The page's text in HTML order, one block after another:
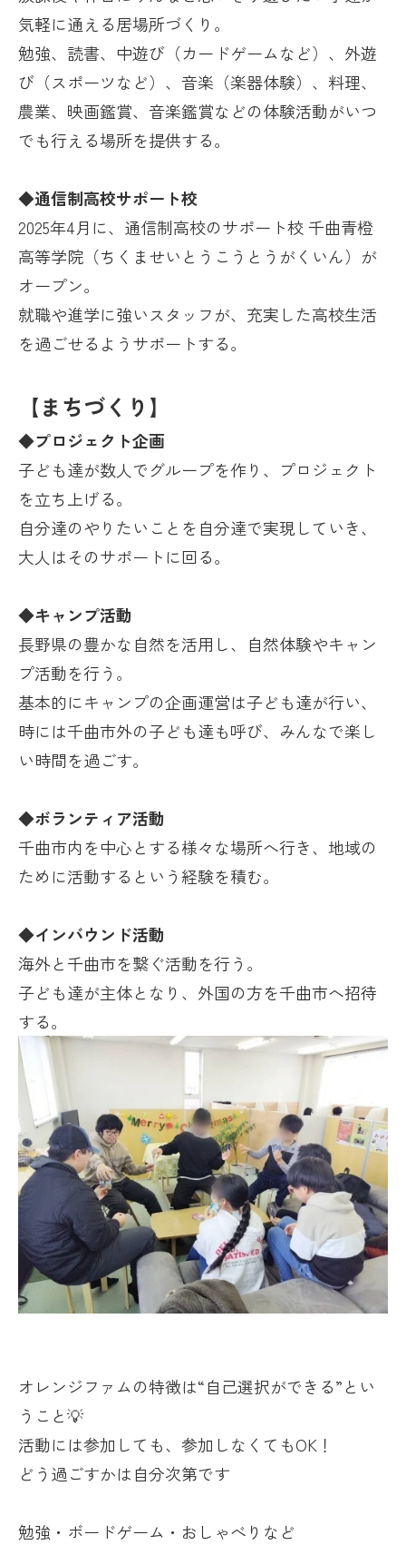
気軽に通える居場所づくり。
勉強、読書、中遊び（カードゲームなど）、外遊
び（スポーツなど）、音楽（楽器体験）、料理、
農業、映画鑑賞、音楽鑑賞などの体験活動がいつ
でも行える場所を提供する。
◆通信制高校サポート校
2025年4月に、通信制高校のサポート校 千曲青橙
高等学院（ちくませいとうこうとうがくいん）が
オープン。
就職や進学に強いスタッフが、充実した高校生活
を過ごせるようサポートする。
【まちづくり】
◆プロジェクト企画
子ども達が数人でグループを作り、プロジェクト
を立ち上げる。
自分達のやりたいことを自分達で実現していき、
大人はそのサポートに回る。
◆キャンプ活動
長野県の豊かな自然を活用し、自然体験やキャン
プ活動を行う。
基本的にキャンプの企画運営は子ども達が行い、
時には千曲市外の子ども達も呼び、みんなで楽し
い時間を過ごす。
◆ボランティア活動
千曲市内を中心とする様々な場所へ行き、地域の
ために活動するという経験を積む。
◆インバウンド活動
海外と千曲市を繋ぐ活動を行う。
子ども達が主体となり、外国の方を千曲市へ招待
する。
オレンジファムの特徴は“自己選択ができる”とい
うこと💡
活動には参加しても、参加しなくてもOK ！
どう過ごすかは自分次第です
勉強・ボードゲーム・おしゃべりなど